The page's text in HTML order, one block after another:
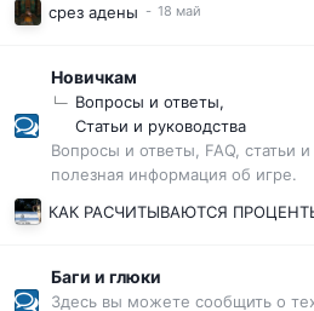
срез адены
Новичкам
Вопросы и ответы
Статьи и руководства
Вопросы и ответы, FAQ, статьи
полезная информация об игре.
КАК РАСЧИТЫВАЮТСЯ
Баги и глюки
Здесь вы можете сообщить о